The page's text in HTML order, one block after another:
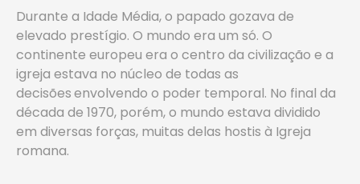
Durante a Idade Média, o papado gozava de
elevado prestígio. O mundo era um só. O
continente europeu era o centro da civilização e a
igreja estava no núcleo de todas as
decisõesenvolvendo o poder temporal. No final da
década de 1970, porém, o mundo estava dividido
em diversas forças, muitas delas hostis à Igreja
romana.